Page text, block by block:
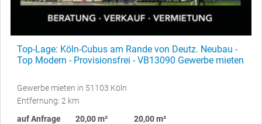
Top-Lage: Köln-Cubus am Rande von Deutz. Neubau -
Top Modern - Provisionsfrei - VB13090 Gewerbe mieten
Gewerbe mieten in 51103 Köln
Entfernung: 2 km
auf Anfrage
20,00 m²
20,00 m²